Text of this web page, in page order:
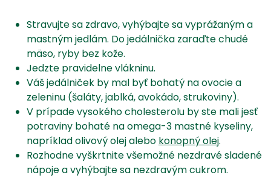
Stravujte sa zdravo, vyhýbajte sa vyprážaným a
mastným jedlám. Do jedálnička zaraďte chudé
mäso, ryby bez kože.
Jedzte pravidelne vlákninu.
Váš jedálniček by mal byť bohatý na ovocie a
zeleninu (šaláty, jablká, avokádo, strukoviny).
V prípade vysokého cholesterolu by ste mali jesť
potraviny bohaté na omega-3 mastné kyseliny,
napríklad olivový olej alebo konopný olej.
Rozhodne vyškrtnite všemožné nezdravé sladené
nápoje a vyhýbajte sa nezdravým cukrom.